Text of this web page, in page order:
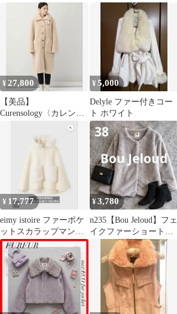
ー】【M】ブラックコ
¥27,800
【美品】
Curensology〈カレンソ
ロジー〉PELLESSIMO
ボアコート
¥5,000
Delyle ファー付きコー
ト ホワイト
¥ 17,777
eimy istoire ファーポケ
ットスカラップマント
コート IVORY
¥3,780
n235【Bou Jeloud】フェ
イクファーショートコ
ート グレー